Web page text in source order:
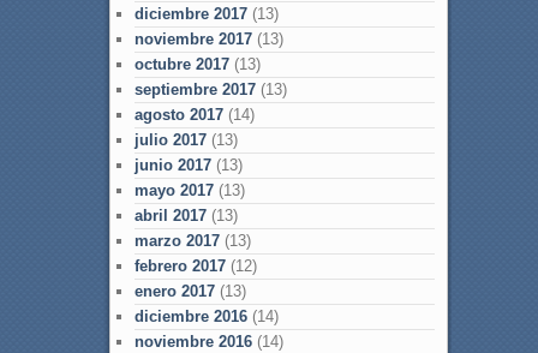
diciembre 2017(13)
noviembre 2017(13)
octubre 2017(13)
septiembre 2017(13)
agosto 2017(14)
julio 2017(13)
junio 2017(13)
mayo 2017(13)
abril 2017(13)
marzo 2017(13)
febrero 2017(12)
enero 2017(13)
diciembre 2016(14)
noviembre 2016(14)